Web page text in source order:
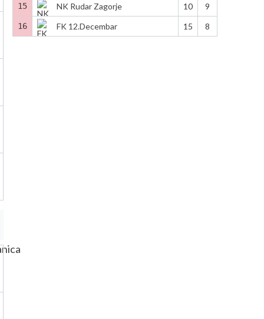
15 NK Rudar Zagorje 10 9
16 FK 12.Decembar 15 8